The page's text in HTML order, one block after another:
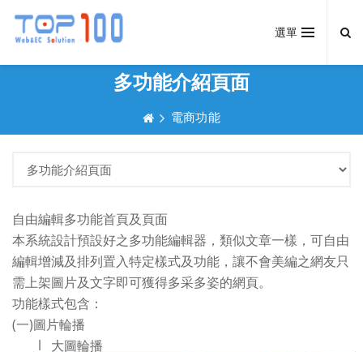
選單
多功能介紹頁面
電商功能
自由編輯多功能首頁及頁面
本系統設計預設好之多功能編輯器，類似文章一樣，可自由
編輯增減及排列置入特定樣式及功能，讓不會美編之網友只
需上架圖片及文字即可獲得多采多姿的網頁。
功能樣式包含：
(一)圖片輪播
l 大圖輪播